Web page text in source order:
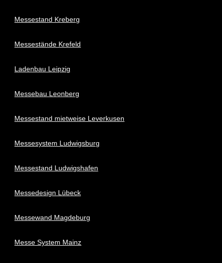
Messestand Kreberg
Messestände Krefeld
Ladenbau Leipzig
Messebau Leonberg
Messestand mietweise Leverkusen
Messesystem Ludwigsburg
Messestand Ludwigshafen
Messedesign Lübeck
Messewand Magdeburg
Messe System Mainz